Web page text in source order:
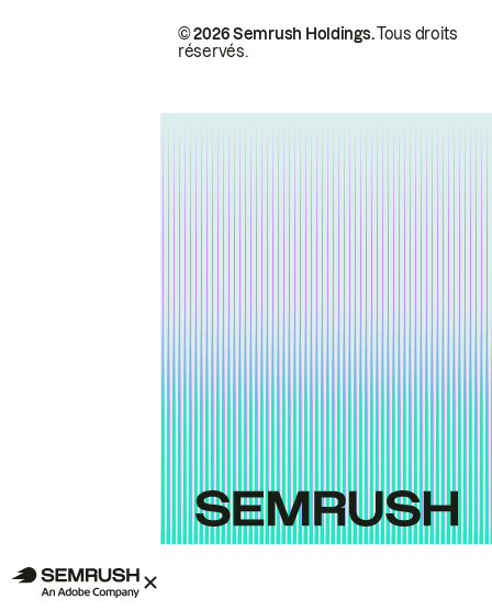
© 2026 Semrush Holdings.Tous droits
réservés.